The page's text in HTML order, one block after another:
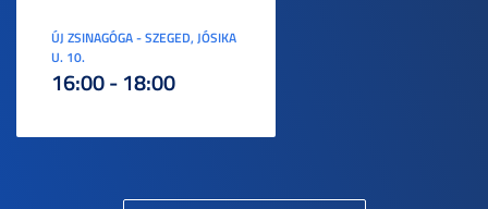
ÚJ ZSINAGÓGA - SZEGED, JÓSIKA
U. 10.
16:00 - 18:00